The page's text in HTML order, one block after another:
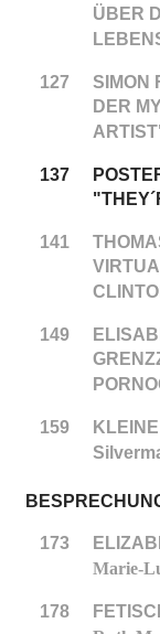
ÜBER
127
SIMON
DER
137
141
149
159
173
Marie-
178